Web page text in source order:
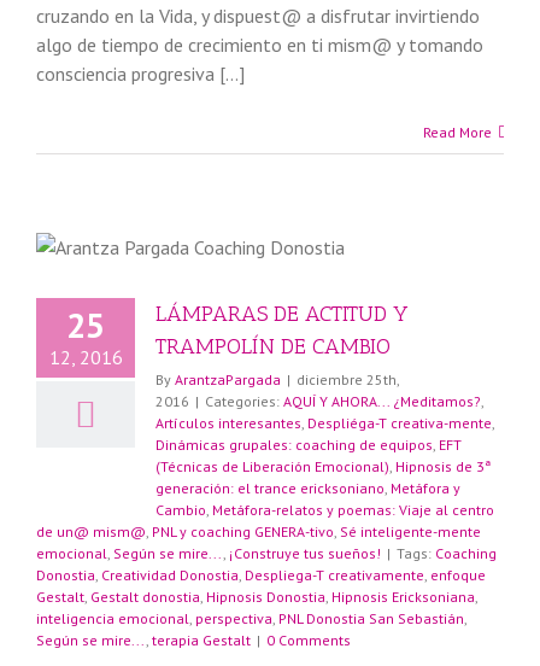
cruzando en la Vida, y dispuest@ a disfrutar invirtiendo
algo de tiempo de crecimiento en ti mism@ y tomando
consciencia progresiva […]
Read More
25
12, 2016
LÁMPARAS DE ACTITUD Y
TRAMPOLÍN DE CAMBIO
By ArantzaPargada | diciembre 25th,
2016 | Categories: AQUÍ Y AHORA... ¿Meditamos?,
Artículos interesantes, Despliéga-T creativa-mente,
Dinámicas grupales: coaching de equipos, EFT
(Técnicas de Liberación Emocional), Hipnosis de 3ª
generación: el trance ericksoniano, Metáfora y
Cambio, Metáfora-relatos y poemas: Viaje al centro
de un@ mism@, PNL y coaching GENERA-tivo, Sé inteligente-mente
emocional, Según se mire..., ¡Construye tus sueños! | Tags: Coaching
Donostia, Creatividad Donostia, Despliega-T creativamente, enfoque
Gestalt, Gestalt donostia, Hipnosis Donostia, Hipnosis Ericksoniana,
inteligencia emocional, perspectiva, PNL Donostia San Sebastián,
Según se mire..., terapia Gestalt | 0 Comments